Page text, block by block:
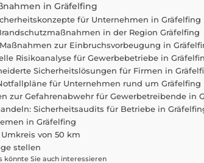
in Gräfelfing
für Unternehmen in Gräfelfing
in der Region Gräfelfing
zur Einbruchsvorbeugung in
Risikoanalyse für Gewerbebetriebe in
Sicherheitslösungen für Firmen in
für Unternehmen rund um Gräfelfing
zur Gefahrenabwehr für Gewerbetreibende in
Sicherheitsaudits für Betriebe in
in Gräfelfing
von 50 km
stellen
könnte Sie auch interessieren